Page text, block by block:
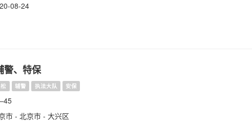
08-24
警、特保
辅警 执法大队 安保
市 - 北京市 - 大兴区